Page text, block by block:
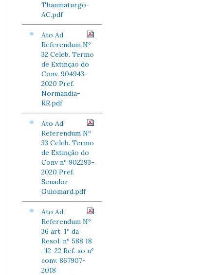
Thaumaturgo-
AC.pdf
Ato Ad
Referendum Nº
32 Celeb. Termo
de Extinção do
Conv. 904943-
2020 Pref.
Normandia-
RR.pdf
Ato Ad
Referendum Nº
33 Celeb. Termo
de Extinção do
Conv nº 902293-
2020 Pref.
Senador
Guiomard.pdf
Ato Ad
Referendum Nº
36 art. 1º da
Resol. nº 588 18
-12-22 Ref. ao nº
conv. 867907-
2018